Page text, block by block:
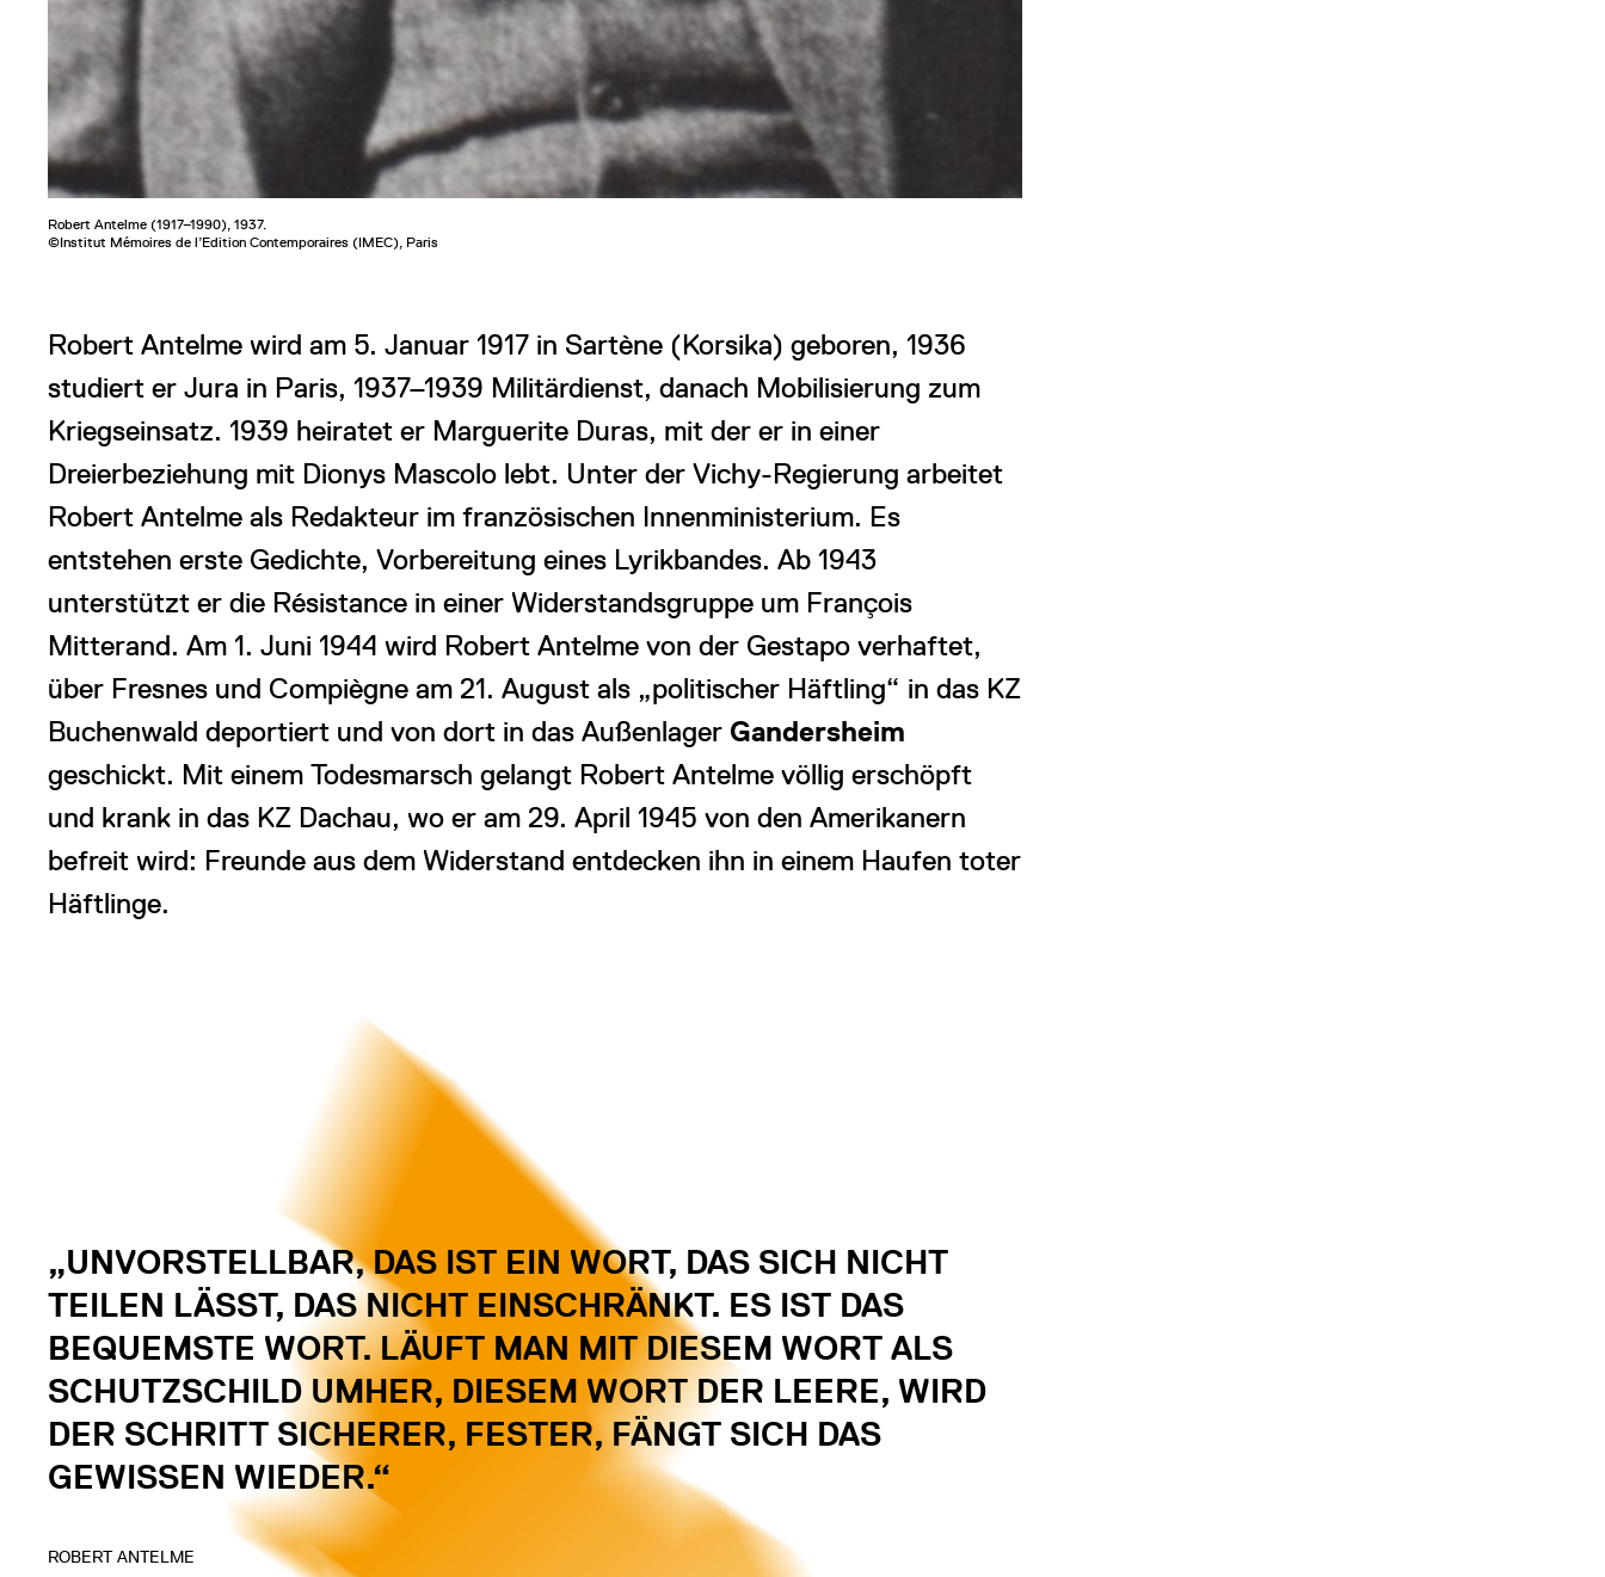
Robert Antelme (1917–1990), 1937.
©Institut Mémoires de l’Edition Contemporaires (IMEC), Paris
Robert Antelme wird am 5. Januar 1917 in Sartène (Korsika) geboren, 1936
studiert er Jura in Paris, 1937–1939 Militärdienst, danach Mobilisierung zum
Kriegseinsatz. 1939 heiratet er Marguerite Duras, mit der er in einer
Dreierbeziehung mit Dionys Mascolo lebt. Unter der Vichy-Regierung arbeitet
Robert Antelme als Redakteur im französischen Innenministerium. Es
entstehen erste Gedichte, Vorbereitung eines Lyrikbandes. Ab 1943
unterstützt er die Résistance in einer Widerstandsgruppe um François
Mitterand. Am 1. Juni 1944 wird Robert Antelme von der Gestapo verhaftet,
über Fresnes und Compiègne am 21. August als „politischer Häftling“ in das KZ
Buchenwald deportiert und von dort in das Außenlager Gandersheim
geschickt. Mit einem Todesmarsch gelangt Robert Antelme völlig erschöpft
und krank in das KZ Dachau, wo er am 29. April 1945 von den Amerikanern
befreit wird: Freunde aus dem Widerstand entdecken ihn in einem Haufen toter
Häftlinge.
„UNVORSTELLBAR, DAS IST EIN WORT, DAS SICH NICHT
TEILEN LÄSST, DAS NICHT EINSCHRÄNKT. ES IST DAS
BEQUEMSTE WORT. LÄUFT MAN MIT DIESEM WORT ALS
SCHUTZSCHILD UMHER, DIESEM WORT DER LEERE, WIRD
DER SCHRITT SICHERER, FESTER, FÄNGT SICH DAS
GEWISSEN WIEDER.“
ROBERT ANTELME